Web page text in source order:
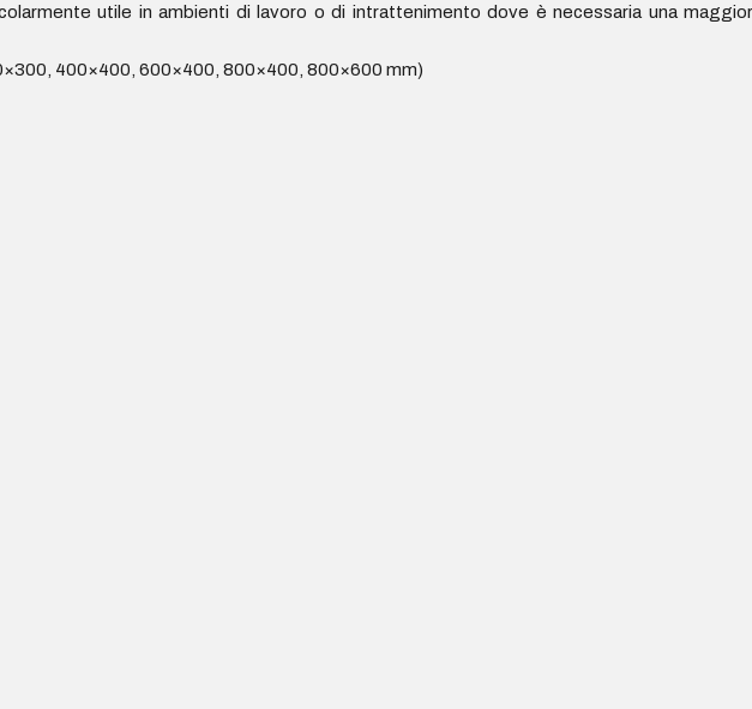
utile in ambienti di lavoro o di intrattenimento dove è necessaria una
400×400, 600×400, 800×400, 800×600 mm)